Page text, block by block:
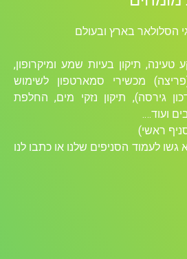
הסלולאר בארץ ובעולם
טעינה, תיקון בעיות שמע ומיקרופון,
מכשירי סמארטפון לשימוש
גירסה), תיקון נזקי מים, החלפת
ראשי)
גשו לעמוד הסניפים שלנו או כתבו לנו